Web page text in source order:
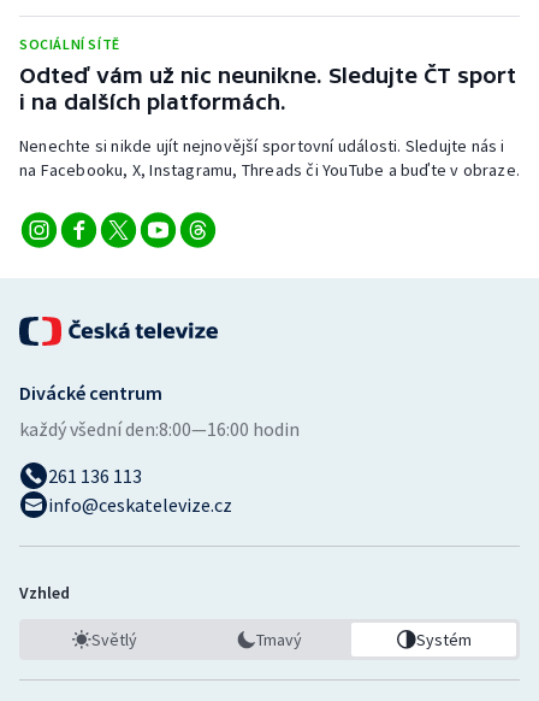
Short track
Sportovní střelba
Stolní tenis
Triatlon
Vodní slalom
Ostatní
SOCIÁLNÍ SÍTĚ
Odteď vám už nic neunikne. Sledujte ČT sport
i na dalších platformách.
Nenechte si nikde ujít nejnovější sportovní události. Sledujte nás i
na Facebooku, X, Instagramu, Threads či YouTube a buďte v obraze.
Divácké centrum
každý všední den:8:00—16:00 hodin
261 136 113
info@ceskatelevize.cz
Vzhled
Světlý Tmavý Systém